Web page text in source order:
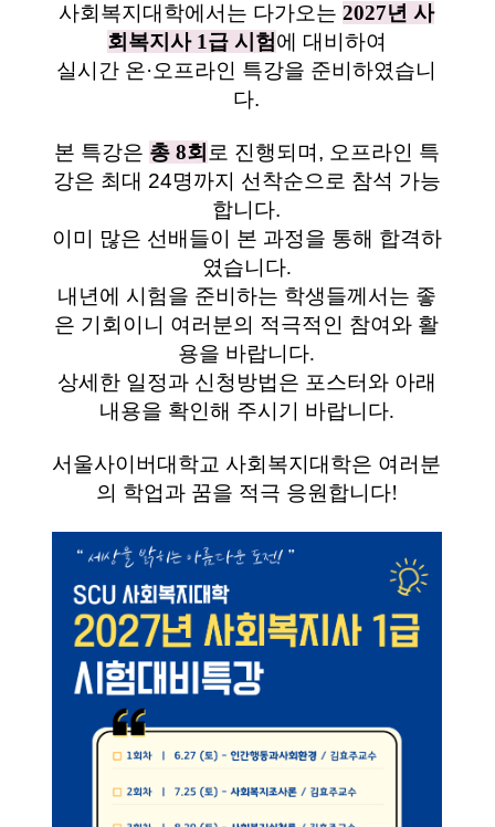
사회복지대학에서는 다가오는2027년 사
회복지사 1급 시험에 대비하여
실시간 온·오프라인 특강을 준비하였습니
다.
본 특강은 총 8회 로 진행되며, 오프라인 특
강은 최대 24명까지 선착순으로 참석 가능
합니다.
이미 많은 선배들이 본 과정을 통해 합격하
였습니다.
내년에 시험을 준비하는 학생들께서는 좋
은 기회이니 여러분의 적극적인 참여와 활
용을 바랍니다.
상세한 일정과 신청방법은 포스터와 아래
내용을 확인해 주시기 바랍니다.
서울사이버대학교 사회복지대학은 여러분
의 학업과 꿈을 적극 응원합니다!